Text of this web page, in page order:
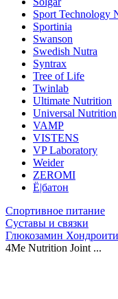
Sport Technology
Sportinia
Swanson
Swedish Nutra
Syntrax
Tree of Life
Twinlab
Ultimate Nutrition
Universal Nutrition
VAMP
VISTENS
VP Laboratory
Weider
ZEROMI
Ё|батон
Спортивное питание
Суставы и связки
Глюкозамин
4Me Nutrition Joint ...